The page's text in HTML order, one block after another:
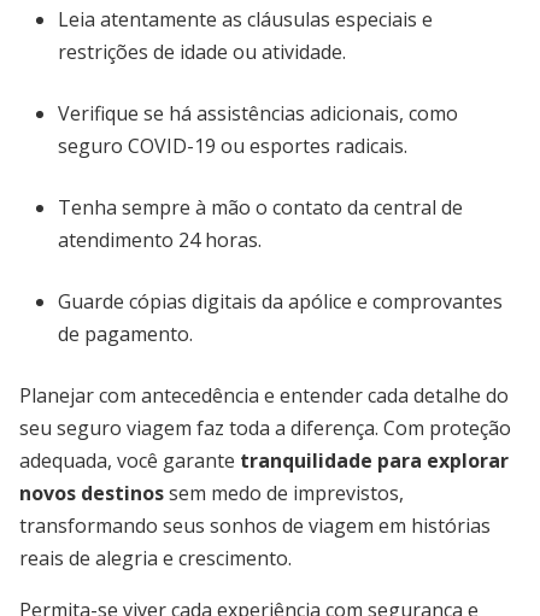
Leia atentamente as cláusulas especiais e
restrições de idade ou atividade.
Verifique se há assistências adicionais, como
seguro COVID-19 ou esportes radicais.
Tenha sempre à mão o contato da central de
atendimento 24 horas.
Guarde cópias digitais da apólice e comprovantes
de pagamento.
Planejar com antecedência e entender cada detalhe do
seu seguro viagem faz toda a diferença. Com proteção
adequada, você garante tranquilidade para explorar
novos destinossem medo de imprevistos,
transformando seus sonhos de viagem em histórias
reais de alegria e crescimento.
Permita-se viver cada experiência com segurança e